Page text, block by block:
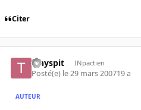
Citer
Tinyspit INpactien
Posté(e) le 29 mars 200719 a
AUTEUR